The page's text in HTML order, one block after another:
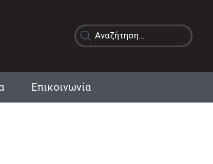
Products
search
Επικοινωνία